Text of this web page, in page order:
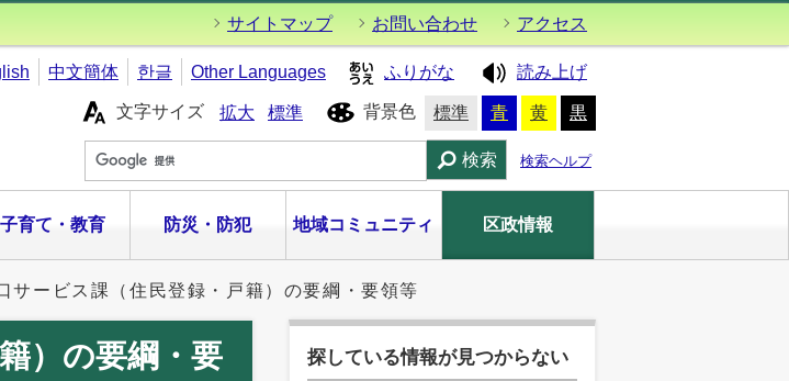
サイトマップ お問い合わせ アクセス
中文簡体 한글 Other Languages ふりがな 読み上げ
文字サイズ 拡大 標準 背景色 標準 青 黄 黒
検索 検索ヘルプ
子育て・教育 防災・防犯 地域コミュニティ 区政情報
サービス課（住民登録・戸籍）の要綱・要領等
）の要綱・要
探している情報が見つからない